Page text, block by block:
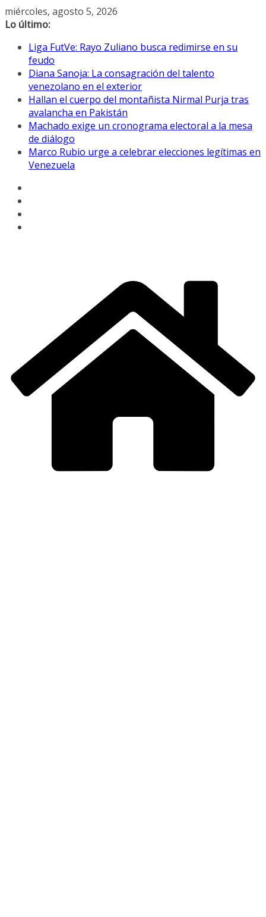
Saltar
al
miércoles, agosto 5, 2026
Lo último:
Liga FutVe: Rayo Zuliano busca redimirse en su
feudo
Diana Sanoja: La consagración del talento
venezolano en el exterior
Hallan el cuerpo del montañista Nirmal Purja tras
avalancha en Pakistán
Machado exige un cronograma electoral a la mesa
de diálogo
Marco Rubio urge a celebrar elecciones legítimas en
Venezuela